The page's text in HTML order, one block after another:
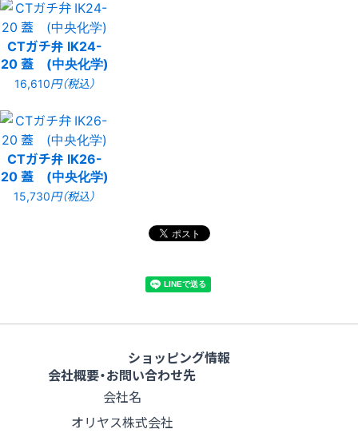
CTガチ弁 IK24-
20 蓋 (中央化学)
16,610円（税込）
CTガチ弁 IK26-
20 蓋 (中央化学)
15,730円（税込）
ショッピング情報
会社概要・お問い合わせ先
会社名
オリヤス株式会社